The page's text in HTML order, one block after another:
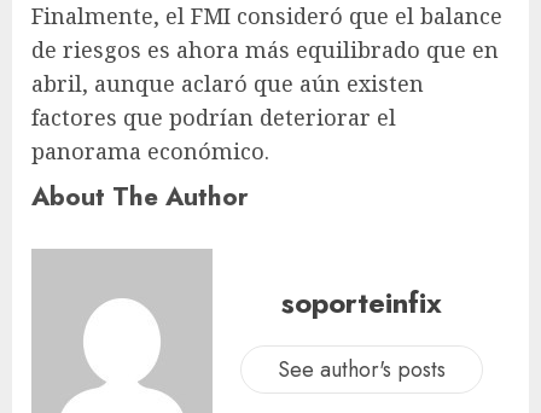
Finalmente, el FMI consideró que el balance
de riesgos es ahora más equilibrado que en
abril, aunque aclaró que aún existen
factores que podrían deteriorar el
panorama económico.
About The Author
soporteinfix
See author's posts